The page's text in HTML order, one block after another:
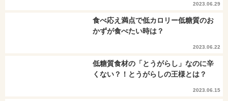
2023.06.29
食べ応え満点で低カロリー低糖質のお
かずが食べたい時は？
2023.06.22
低糖質食材の「とうがらし」なのに辛
くない？！とうがらしの王様とは？
2023.06.15